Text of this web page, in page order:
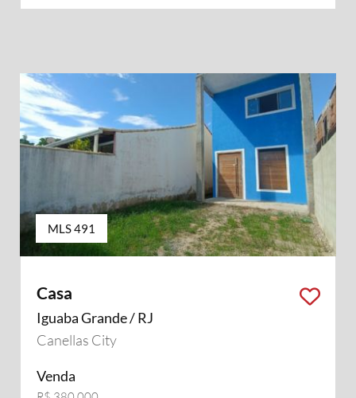
MLS 491
Casa
Iguaba Grande / RJ
Canellas City
Venda